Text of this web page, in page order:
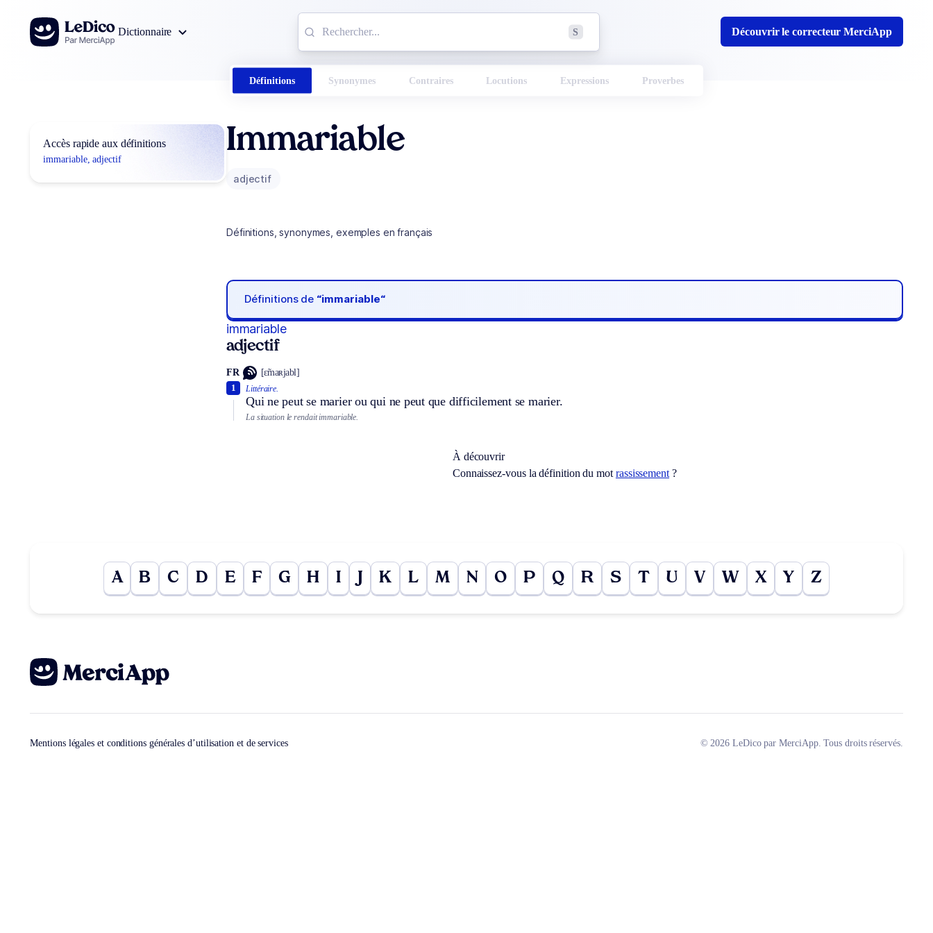
Aller au contenu
Dictionnaire
S Découvrir le correcteur MerciApp
Définitions Synonymes Contraires Locutions Expressions Proverbes
Accès rapide aux définitions
immariable, adjectif
Immariable
adjectif
Définitions, synonymes, exemples en français
Définitions de “immariable“
immariable
adjectif
FR [ɛ̃maʀjabl]
Littéraire.
Qui ne peut se marier ou qui ne peut que difficilement se marier.
1
La situation le rendait immariable.
À découvrir
Connaissez-vous la définition du mot rassissement?
A B C D E F G H I J K L M N O P Q R S T U V W X Y Z
Mentions légales et conditions générales d’utilisation et de services © 2026 LeDico par MerciApp. Tous droits réservés.